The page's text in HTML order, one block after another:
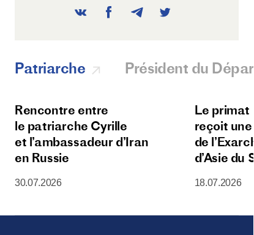
Patriarche Président du
Rencontre entre
le patriarche Cyrille
et l’ambassadeur d’Iran
en Russie
30.07.2026
Le primat
reçoit
de
d’Asie du
18.07.2026